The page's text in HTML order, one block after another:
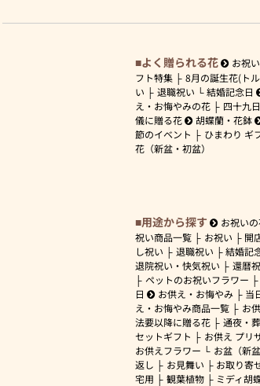
よく贈られる花 お祝
フト特集
8月の誕生花(ト
い
退職祝い 結婚記念日
え・お悔やみの花
四十九
儀に贈る花
胡蝶蘭・花鉢
節のイベント
ひまわり ギ
花（新盆・初盆）
用途から探す お祝い
祝い商品一覧
お祝い 開
し祝い
退職祝い 結婚記
退院祝い・快気祝い
還暦
ペットのお祝いフラワー
日
お供え・お悔やみ 当
え・お悔やみ商品一覧
お
法要以降に贈る花
通夜・
セットギフト
お供え プリ
お供えフラワー
お盆（新
返し
お見舞い お取り寄
宅用
観葉植物 ミディ胡